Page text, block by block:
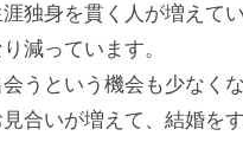
独身を貫く人が増えて
減っています。
うという機会も少なく
合いが増えて、結婚を